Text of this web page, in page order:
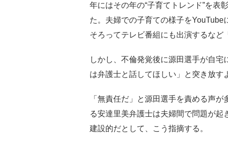
年にはその年の“子育てトレンド”を表
た。夫婦での子育ての様子をYouTube
そろってテレビ番組にも出演するなど
しかし、不倫発覚後に源田選手が自
は弁護士と話してほしい」と突き放す
「無責任だ」と源田選手を責める声
る安達里美弁護士は夫婦間で問題が
建設的だとして、こう指摘する。